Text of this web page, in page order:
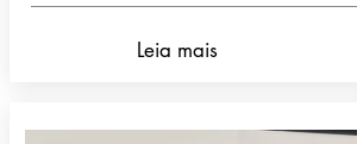
Leia mais